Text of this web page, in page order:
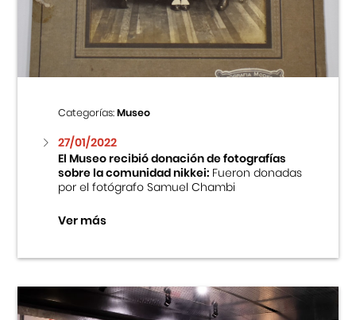
Centro Cultural Peruano Japonés
Museo de la Inmigración Japonesa
Fondo Editorial
Teatro Peruano Japonés
Categorías:Museo
27/01/2022
El Museo recibió donación de fotografías
sobre la comunidad nikkei:Fueron donadas
por el fotógrafo Samuel Chambi
Ver más